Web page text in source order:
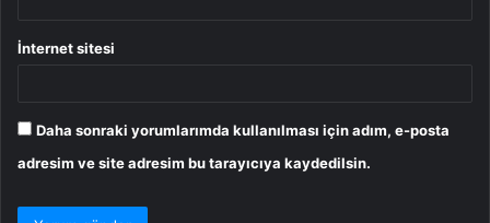
İnternet sitesi
Daha sonraki yorumlarımda kullanılması için adım, e-posta
adresim ve site adresim bu tarayıcıya kaydedilsin.